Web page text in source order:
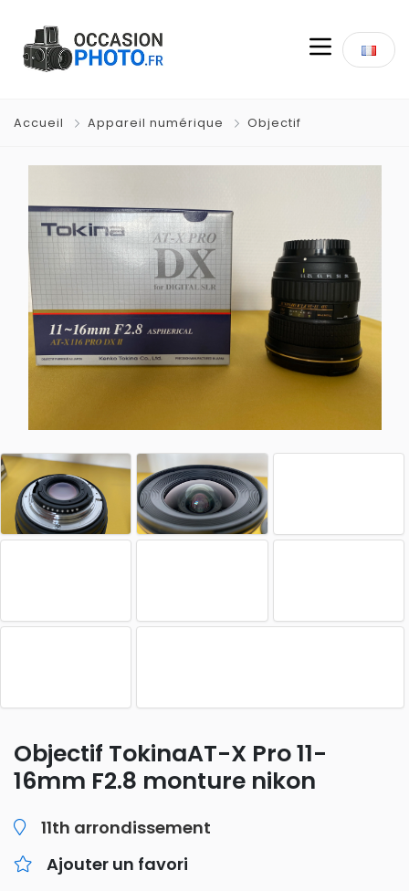
Accueil Appareil numérique Objectif
Objectif TokinaAT-X Pro 11-
16mm F2.8 monture nikon
11th arrondissement
Ajouter un favori